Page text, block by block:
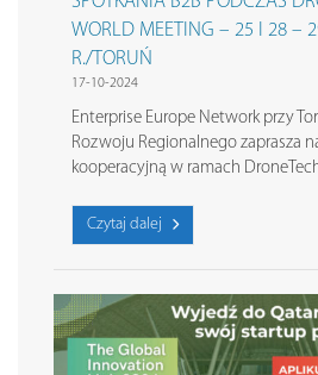
WORLD MEETING – 25 I 28 –
R./TORUŃ
17-10-2024
Enterprise Europe Network przy
Rozwoju Regionalnego zaprasza
kooperacyjną w ramach
Czytaj dalej